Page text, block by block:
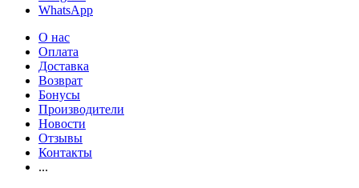
WhatsApp
О нас
Оплата
Доставка
Возврат
Бонусы
Производители
Новости
Отзывы
Контакты
...